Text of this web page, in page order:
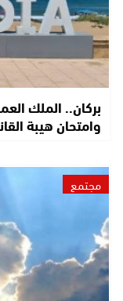
بركان.. الملك
وامتحان هيبة
مجتمع